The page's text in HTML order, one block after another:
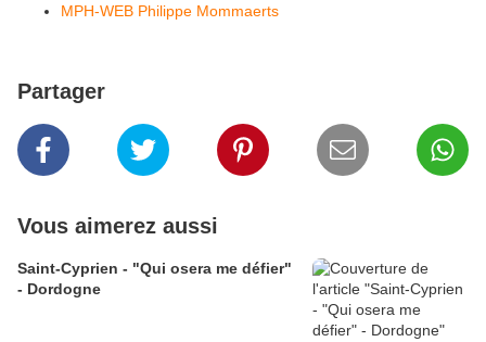
MPH-WEB Philippe Mommaerts
Partager
Vous aimerez aussi
Saint-Cyprien - "Qui osera me défier"
- Dordogne